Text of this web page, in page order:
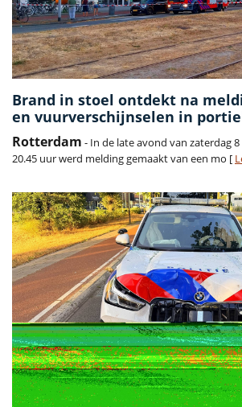
Brand in stoel ontdekt na
en vuurverschijnselen in
Rotterdam - In de late avond van zaterdag
20.45 uur werd melding gemaakt van een mo [